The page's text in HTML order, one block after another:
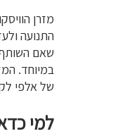
מזרן
התנועה
שאם השותף
של אלפי
למי